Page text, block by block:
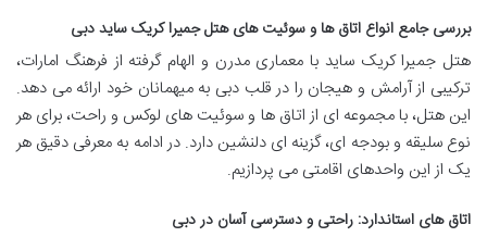
بررسی جامع انواع اتاق ها و سوئیت های هتل جمیرا کریک ساید دبی
هتل جمیرا کریک ساید با معماری مدرن و الهام گرفته از فرهنگ امارات،
ترکیبی از آرامش و هیجان را در قلب دبی به میهمانان خود ارائه می دهد.
این هتل، با مجموعه ای از اتاق ها و سوئیت های لوکس و راحت، برای هر
نوع سلیقه و بودجه ای، گزینه ای دلنشین دارد. در ادامه به معرفی دقیق هر
یک از این واحدهای اقامتی می پردازیم.
اتاق های استاندارد: راحتی و دسترسی آسان در دبی